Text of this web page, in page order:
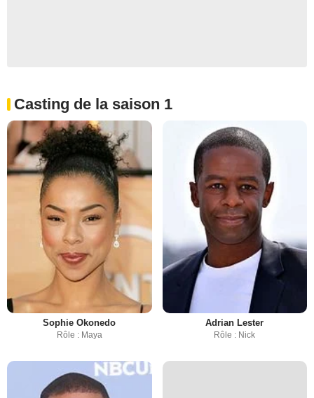
Casting de la saison 1
Sophie Okonedo
Rôle : Maya
Adrian Lester
Rôle : Nick